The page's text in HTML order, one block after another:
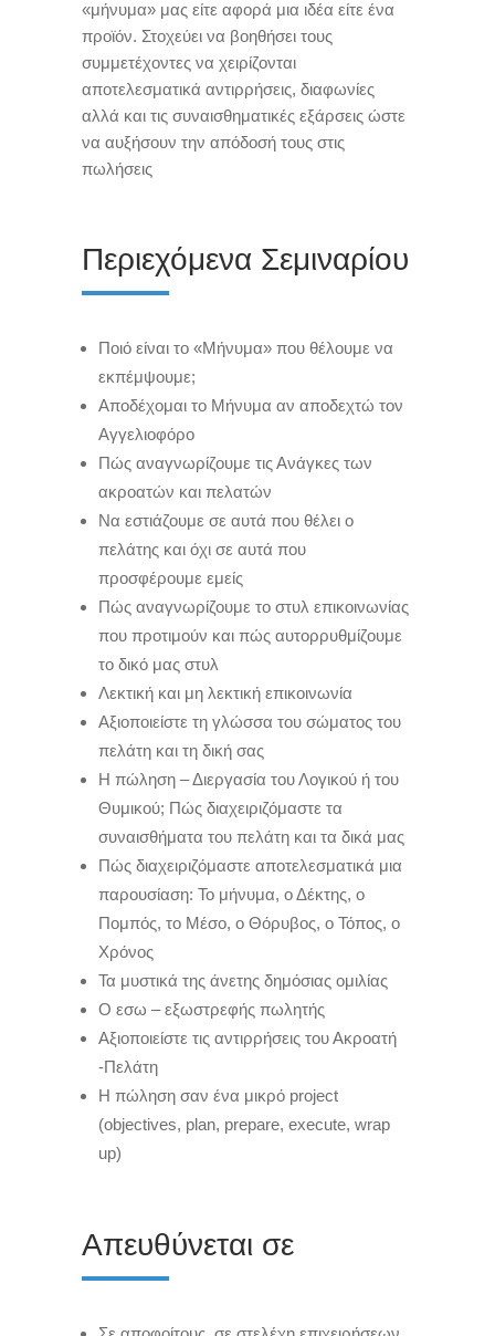
«μήνυμα» μας είτε αφορά μια ιδέα είτε ένα
προϊόν. Στοχεύει να βοηθήσει τους
συμμετέχοντες να χειρίζονται
αποτελεσματικά αντιρρήσεις, διαφωνίες
αλλά και τις συναισθηματικές εξάρσεις ώστε
να αυξήσουν την απόδοσή τους στις
πωλήσεις
Περιεχόμενα Σεμιναρίου
Ποιό είναι το «Μήνυμα» που θέλουμε να
εκπέμψουμε;
Αποδέχομαι το Μήνυμα αν αποδεχτώ τον
Αγγελιοφόρο
Πώς αναγνωρίζουμε τις Ανάγκες των
ακροατών και πελατών
Να εστιάζουμε σε αυτά που θέλει ο
πελάτης και όχι σε αυτά που
προσφέρουμε εμείς
Πώς αναγνωρίζουμε το στυλ επικοινωνίας
που προτιμούν και πώς αυτορρυθμίζουμε
το δικό μας στυλ
Λεκτική και μη λεκτική επικοινωνία
Αξιοποιείστε τη γλώσσα του σώματος του
πελάτη και τη δική σας
Η πώληση – Διεργασία του Λογικού ή του
Θυμικού; Πώς διαχειριζόμαστε τα
συναισθήματα του πελάτη και τα δικά μας
Πώς διαχειριζόμαστε αποτελεσματικά μια
παρουσίαση: Το μήνυμα, ο Δέκτης, ο
Πομπός, το Μέσο, ο Θόρυβος, ο Τόπος, ο
Χρόνος
Τα μυστικά της άνετης δημόσιας ομιλίας
O εσω – εξωστρεφής πωλητής
Αξιοποιείστε τις αντιρρήσεις του Ακροατή
-Πελάτη
Η πώληση σαν ένα μικρό project
(objectives, plan, prepare, execute, wrap
up)
Απευθύνεται σε